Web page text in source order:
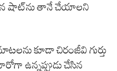
షాట్‌ను తానే చేయాలని
కూడా చిరంజీవి గుర్తు
ఉన్నప్పుడు చేసిన